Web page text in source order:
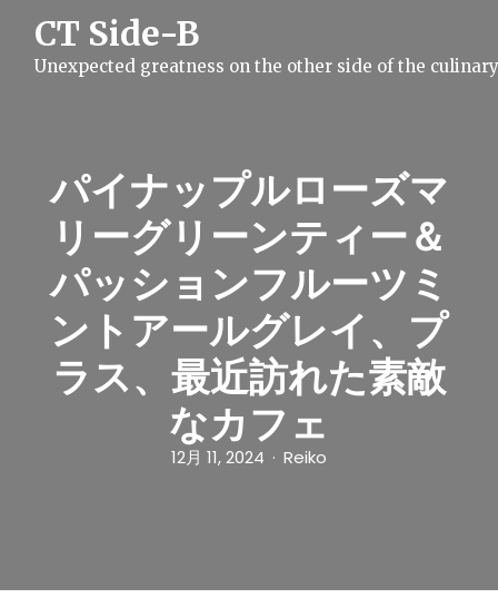
CT Side-B
Unexpected greatness on the other side of the
パイナップルローズマ
リーグリーンティー＆
パッションフルーツミ
ントアールグレイ、プ
ラス、最近訪れた素敵
なカフェ
12月 11, 2024 Reiko